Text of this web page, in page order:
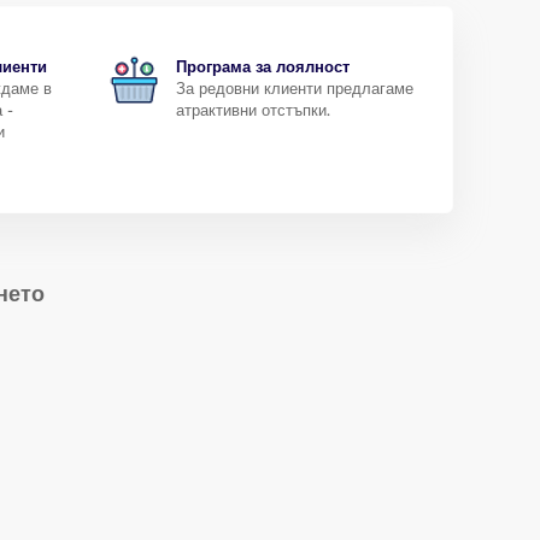
в
-
Програма за лоялност
За редовни клиенти предлагаме
атрактивни отстъпки.